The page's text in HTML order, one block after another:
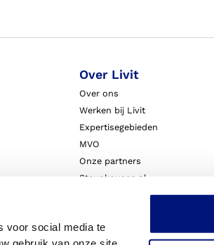
voor social media te
Over Livit
Over ons
Werken bij Livit
Expertisegebieden
MVO
Onze partners
Steunkousen.nl
Blessurewijzer.nl
Nieuws